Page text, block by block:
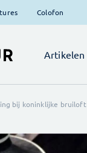
Colofon
Artikelen
bij koninklijke bruiloft